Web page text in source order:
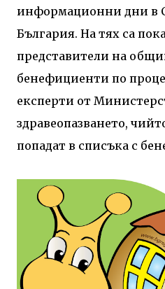
информационни дни в
България. На тях са
представители на
бенефициенти по
експерти от
здравеопазването,
попадат в списъка с